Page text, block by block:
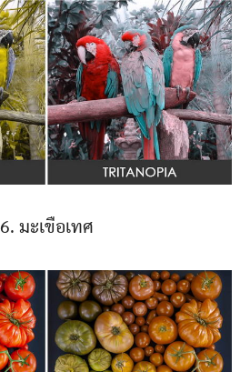
6. มะเขือเทศ